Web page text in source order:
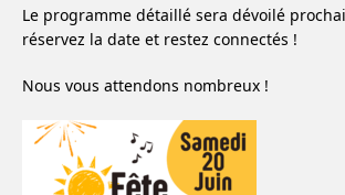
Le programme détaillé sera dévoilé
réservez la date et restez connectés !
Nous vous attendons nombreux !